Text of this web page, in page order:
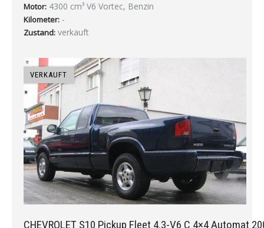
Motor: 4300 cm³ V6 Vortec, Benzin
Kilometer: -
Zustand: verkauft
VERKAUFT
CHEVROLET S10 Pickup Fleet 4.3-V6 C 4×4 Automat